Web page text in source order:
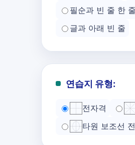
필순과 빈 줄 한 줄
글과 아래 빈 줄
연습지 유형:
전자격
타원 보조선